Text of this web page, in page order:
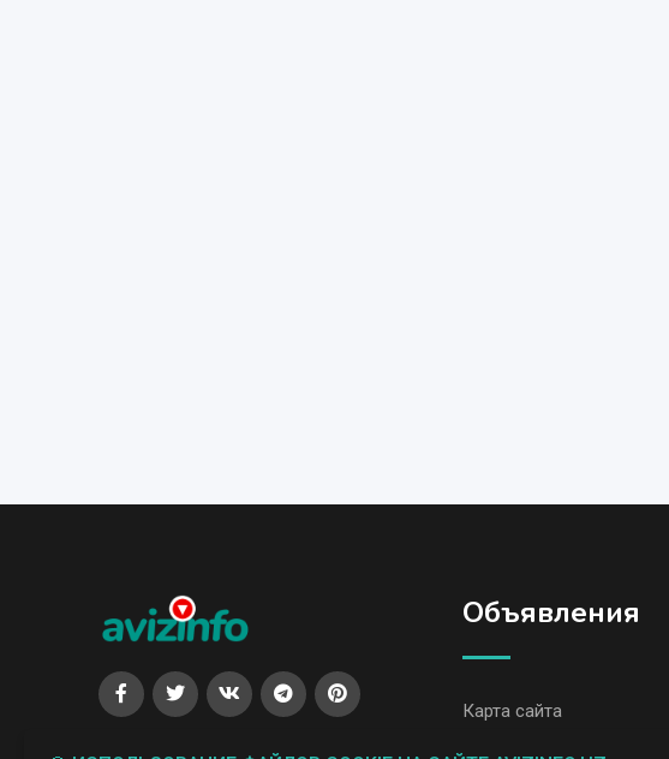
Объявления
Карта сайта